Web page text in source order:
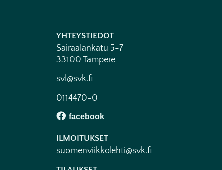
YHTEYSTIEDOT
Sairaalankatu 5-7
33100 Tampere
svl@svk.fi
0114470-0
ILMOITUKSET
suomenviikkolehti@svk.fi